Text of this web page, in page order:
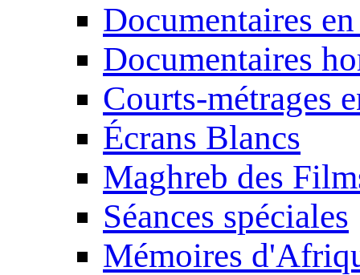
Documentaires
Documentaires
Courts-métrages
Écrans Blancs
Maghreb des
Séances spéciales
Mémoires